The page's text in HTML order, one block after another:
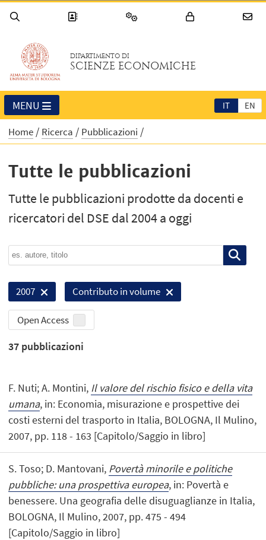
DIPARTIMENTO DI
SCIENZE ECONOMICHE
IT EN
MENU
Home Ricerca Pubblicazioni
Tutte le pubblicazioni
Tutte le pubblicazioni prodotte da docenti e
ricercatori del DSE dal 2004 a oggi
2007 Contributo in volume
Open Access
37 pubblicazioni
F. Nuti; A. Montini, Il valore del rischio fisico e della vita
umana, in: Economia, misurazione e prospettive dei
costi esterni del trasporto in Italia, BOLOGNA, Il Mulino,
2007, pp. 118 - 163 [Capitolo/Saggio in libro]
S. Toso; D. Mantovani, Povertà minorile e politiche
pubbliche: una prospettiva europea, in: Povertà e
benessere. Una geografia delle disuguaglianze in Italia,
BOLOGNA, Il Mulino, 2007, pp. 475 - 494
[Capitolo/Saggio in libro]